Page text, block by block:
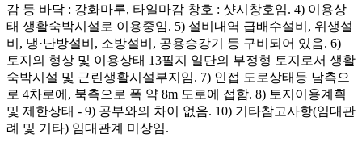
감 등 바닥 : 강화마루, 타일마감 창호 : 샷시창호임. 4) 이용상
태 생활숙박시설로 이용중임. 5) 설비내역 급배수설비, 위생설
비, 냉·난방설비, 소방설비, 공용승강기 등 구비되어 있음. 6)
토지의 형상 및 이용상태 13필지 일단의 부정형 토지로서 생활
숙박시설 및 근린생활시설부지임. 7) 인접 도로상태등 남측으
로 4차로에, 북측으로 폭 약 8m 도로에 접함. 8) 토지이용계획
및 제한상태 - 9) 공부와의 차이 없음. 10) 기타참고사항(임대관
례 및 기타) 임대관계 미상임.